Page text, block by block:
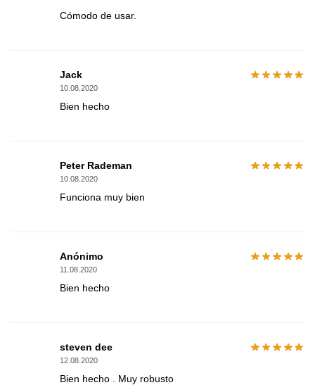
Cómodo de usar.
Jack
10.08.2020
Bien hecho
Peter Rademan
10.08.2020
Funciona muy bien
Anónimo
11.08.2020
Bien hecho
steven dee
12.08.2020
Bien hecho . Muy robusto